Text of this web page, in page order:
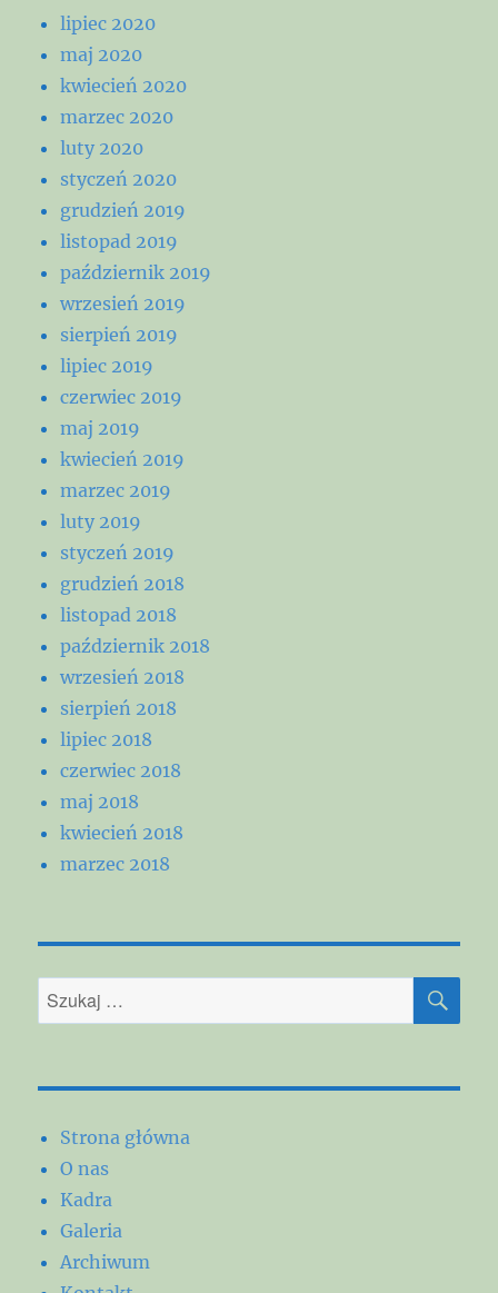
lipiec 2020
maj 2020
kwiecień 2020
marzec 2020
luty 2020
styczeń 2020
grudzień 2019
listopad 2019
październik 2019
wrzesień 2019
sierpień 2019
lipiec 2019
czerwiec 2019
maj 2019
kwiecień 2019
marzec 2019
luty 2019
styczeń 2019
grudzień 2018
listopad 2018
październik 2018
wrzesień 2018
sierpień 2018
lipiec 2018
czerwiec 2018
maj 2018
kwiecień 2018
marzec 2018
Szukaj:
Strona główna
O nas
Kadra
Galeria
Archiwum